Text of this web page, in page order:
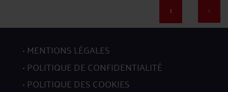
1 >
MENTIONS LÉGALES
POLITIQUE DE CONFIDENTIALITÉ
POLITIQUE DES COOKIES